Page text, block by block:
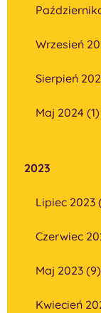
Wrzesień
Sierpień
Maj 2024 (1)
2023
Lipiec 2023
Czerwiec
Maj 2023 (9)
Kwiecień